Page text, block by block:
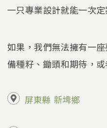
一只專業設計就能一次定
如果，我們無法擁有一
備種籽、鋤頭和期待，
屏東縣 新埤鄉